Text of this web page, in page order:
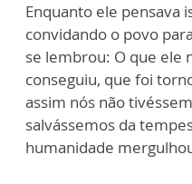
Enquanto ele pensava
convidando o povo
se lembrou: O que ele
conseguiu, que foi
assim nós não
salvássemos da
humanidade